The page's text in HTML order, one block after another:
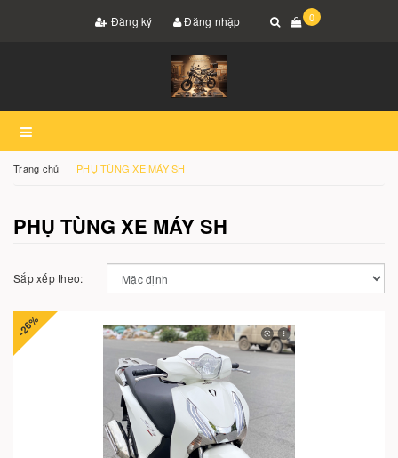
Đăng ký Đăng nhập 0
Trang chủ PHỤ TÙNG XE MÁY SH
PHỤ TÙNG XE MÁY SH
Sắp xếp theo:
-26%